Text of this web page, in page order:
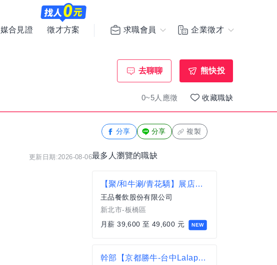
媒合見證 徵才方案 求職會員 企業徵才
去聊聊 熊快投
0~5人應徵 收藏職缺
更新日期:2026-08-06
分享 分享 複製
最多人瀏覽的職缺
NEW
【聚/和牛涮/青花驕】展店招募 儲備值班幹部 職涯的第一步/新北
王品餐飲股份有限公司
新北市-板橋區
月薪 39,600 至 49,600 元
幹部【京都勝牛-台中Lalaport店】無經驗可 月薪44000-46000#另有門市達標獎金